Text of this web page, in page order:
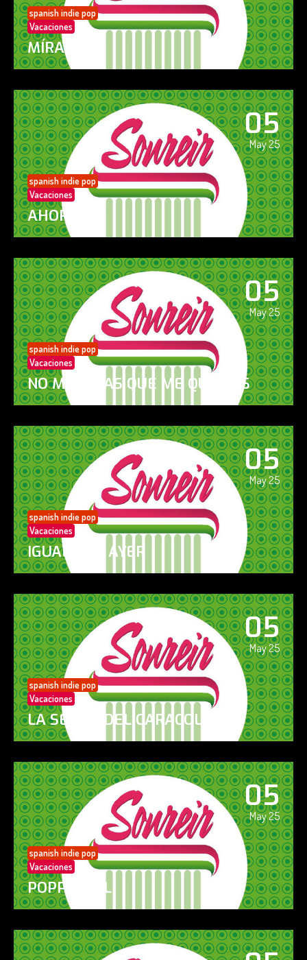
spanish indie pop
Vacaciones
MÍRAME
05
May 25
spanish indie pop
Vacaciones
AHORA SÍ!
05
May 25
spanish indie pop
Vacaciones
NO ME DIGAS QUE ME QUIERES
05
May 25
spanish indie pop
Vacaciones
IGUAL QUE AYER
05
May 25
spanish indie pop
Vacaciones
LA SENDA DEL CARACOL
05
May 25
spanish indie pop
Vacaciones
POPPY GIRL